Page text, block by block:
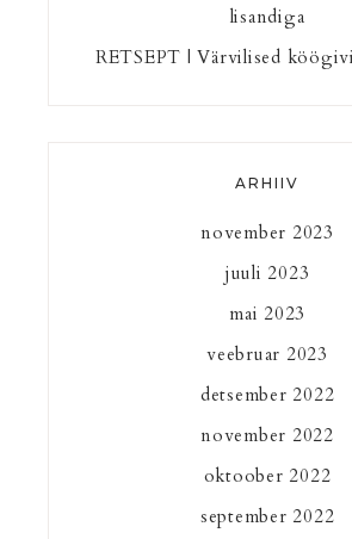
lisandiga
RETSEPT | Värvilised
ARHIIV
november 2023
juuli 2023
mai 2023
veebruar 2023
detsember 2022
november 2022
oktoober 2022
september 2022